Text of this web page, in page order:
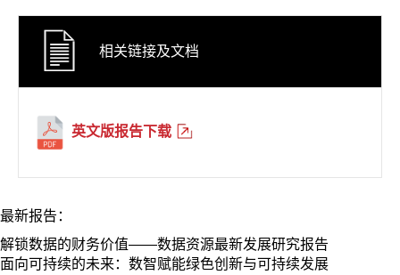
相关链接及文档
英文版报告下载
最新报告：
解锁数据的财务价值——数据资源最新发展研究报告
面向可持续的未来：数智赋能绿色创新与可持续发展